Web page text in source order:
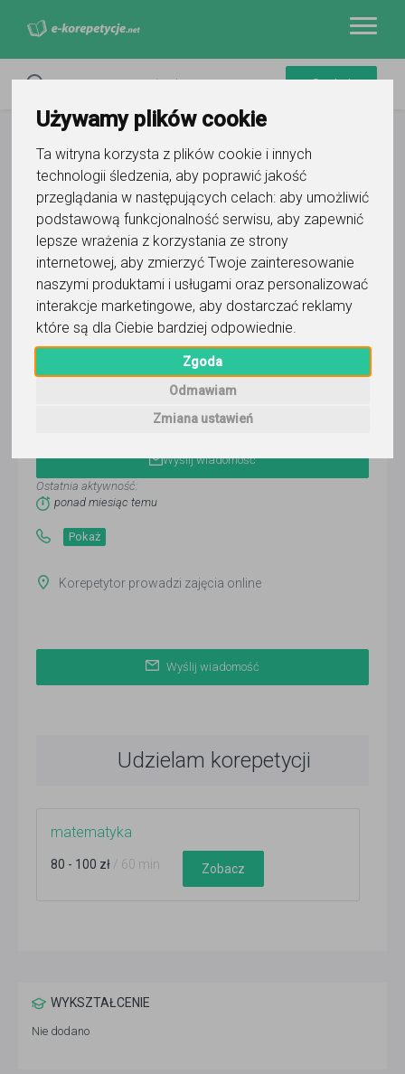
Używamy plików cookie
Ta witryna korzysta z plików cookie i innych
technologii śledzenia, aby poprawić jakość
przeglądania w następujących celach: aby umożliwić
podstawową funkcjonalność serwisu, aby zapewnić
lepsze wrażenia z korzystania ze strony
internetowej, aby zmierzyć Twoje zainteresowanie
naszymi produktami i usługami oraz personalizować
interakcje marketingowe, aby dostarczać reklamy
które są dla Ciebie bardziej odpowiednie
Zgoda
Odmawiam
Zmiana ustawień
Elżbieta Lipińska
Wyślij wiadomość
Ostatnia aktywność:
ponad miesiąc temu
Pokaż
Korepetytor prowadzi zajęcia online
Wyślij wiadomość
Udzielam korepetycji
matematyka
80 - 100 zł / 60 min Zobacz
WYKSZTAŁCENIE
Nie dodano